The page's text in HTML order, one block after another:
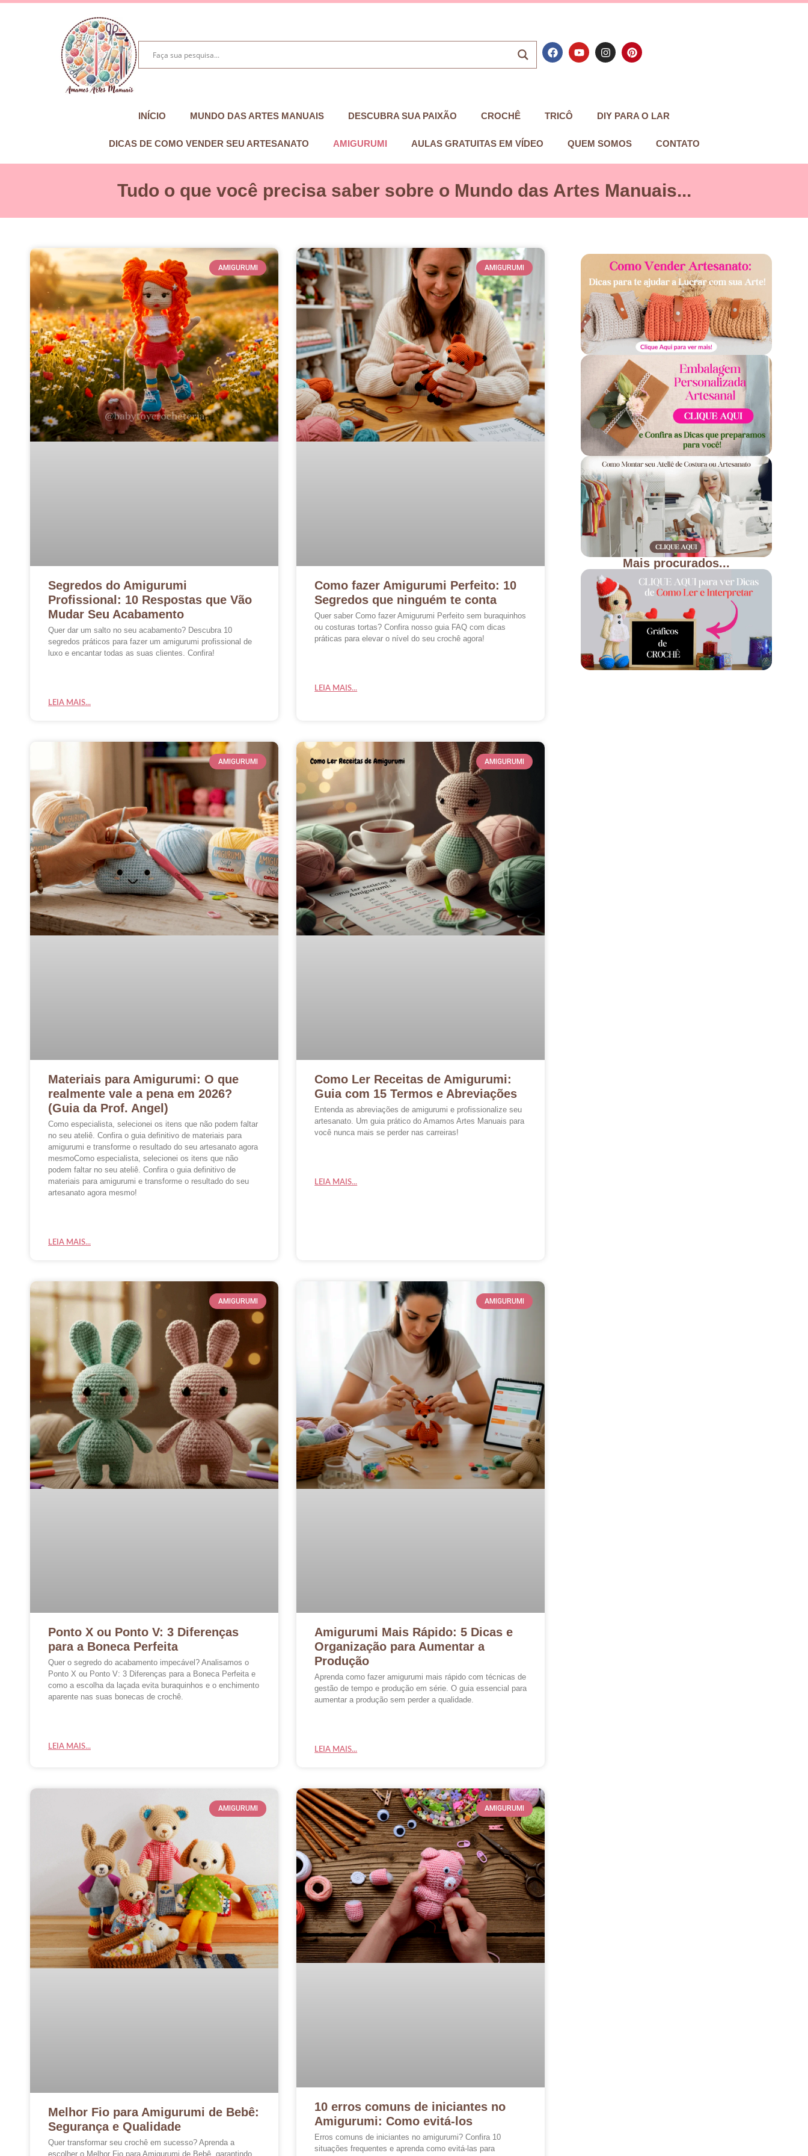
INÍCIO MUNDO DAS ARTES MANUAIS DESCUBRA SUA PAIXÃO CROCHÊ TRICÔ DIY PARA O LAR
DICAS DE COMO VENDER SEU ARTESANATO AMIGURUMI AULAS GRATUITAS EM VÍDEO QUEM SOMOS CONTATO
Tudo o que você precisa saber sobre o Mundo das Artes Manuais...
AMIGURUMI
Segredos do Amigurumi
Profissional: 10 Respostas que Vão
Mudar Seu Acabamento
Quer dar um salto no seu acabamento? Descubra 10
segredos práticos para fazer um amigurumi profissional de
luxo e encantar todas as suas clientes. Confira!
LEIA MAIS...
AMIGURUMI
Como fazer Amigurumi Perfeito: 10
Segredos que ninguém te conta
Quer saber Como fazer Amigurumi Perfeito sem buraquinhos
ou costuras tortas? Confira nosso guia FAQ com dicas
práticas para elevar o nível do seu crochê agora!
LEIA MAIS...
AMIGURUMI
Materiais para Amigurumi: O que
realmente vale a pena em 2026?
(Guia da Prof. Angel)
Como especialista, selecionei os itens que não podem faltar
no seu ateliê. Confira o guia definitivo de materiais para
amigurumi e transforme o resultado do seu artesanato agora
mesmoComo especialista, selecionei os itens que não
podem faltar no seu ateliê. Confira o guia definitivo de
materiais para amigurumi e transforme o resultado do seu
artesanato agora mesmo!
LEIA MAIS...
AMIGURUMI
Como Ler Receitas de Amigurumi:
Guia com 15 Termos e Abreviações
Entenda as abreviações de amigurumi e profissionalize seu
artesanato. Um guia prático do Amamos Artes Manuais para
você nunca mais se perder nas carreiras!
LEIA MAIS...
AMIGURUMI
Ponto X ou Ponto V: 3 Diferenças
para a Boneca Perfeita
Quer o segredo do acabamento impecável? Analisamos o
Ponto X ou Ponto V: 3 Diferenças para a Boneca Perfeita e
como a escolha da laçada evita buraquinhos e o enchimento
aparente nas suas bonecas de crochê.
LEIA MAIS...
AMIGURUMI
Amigurumi Mais Rápido: 5 Dicas e
Organização para Aumentar a
Produção
Aprenda como fazer amigurumi mais rápido com técnicas de
gestão de tempo e produção em série. O guia essencial para
aumentar a produção sem perder a qualidade.
LEIA MAIS...
AMIGURUMI
Melhor Fio para Amigurumi de Bebê:
Segurança e Qualidade
Quer transformar seu crochê em sucesso? Aprenda a
escolher o Melhor Fio para Amigurumi de Bebê, garantindo
AMIGURUMI
10 erros comuns de iniciantes no
Amigurumi: Como evitá-los
Erros comuns de iniciantes no amigurumi? Confira 10
situações frequentes e aprenda como evitá-las para
Mais procurados...